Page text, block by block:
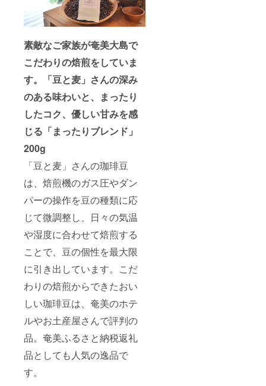
素敵なご家族が奄美大島で
こだわりの焙煎をしていま
す。「豆と麦」さんの深み
のある味わいと、まったり
したコク、優しい甘みを感
じる「まったりブレンド」
200g
「豆と麦」さんの珈琲豆
は、焙煎機のガス圧やダン
パーの操作を豆の種類に応
じて微調整し、日々の気温
や湿度に合わせて焙煎する
ことで、豆の個性を最大限
に引き出しています。こだ
わりの焙煎からできたおい
しい珈琲豆は、奄美のホテ
ルやお土産屋さんで評判の
品。奄美ふるさと納税返礼
品としても人気の逸品で
す。